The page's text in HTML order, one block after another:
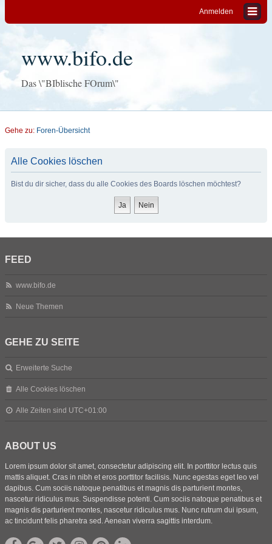
Anmelden
www.bifo.de
Das \"BIblische FOrum\"
Gehe zu: Foren-Übersicht
Alle Cookies löschen
Bist du dir sicher, dass du alle Cookies des Boards löschen möchtest?
FEED
www.bifo.de
Neue Themen
GEHE ZU SEITE
Erweiterte Suche
Alle Cookies löschen
Alle Zeiten sind UTC+01:00
ABOUT US
Lorem ipsum dolor sit amet, consectetur adipiscing elit. In porttitor lectus quis
mattis aliquet. Cras in nibh et eros porttitor facilisis. Nunc egestas eget leo vel
dapibus. Cum sociis natoque penatibus et magnis dis parturient montes,
nascetur ridiculus mus. Suspendisse potenti. Cum sociis natoque penatibus et
magnis dis parturient montes, nascetur ridiculus mus. Nunc rutrum dui ipsum,
ac tincidunt felis pharetra sed. Aenean viverra sagittis interdum.